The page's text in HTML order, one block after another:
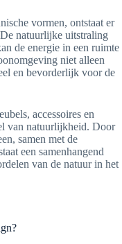
vormen, ontstaat er
natuurlijke uitstraling
de energie in een ruimte
niet alleen
en bevorderlijk voor de
accessoires en
van natuurlijkheid. Door
samen met de
een samenhangend
van de natuur in het